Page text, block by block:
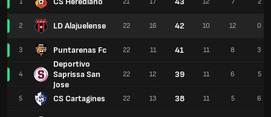
2 LD Alajuelense
3 Puntarenas Fc
4
Deportivo
Saprissa San
Jose
5 CS Cartagines
22 16 42 10 12 0
22 11 41 11 8 3
22 12 39 11 6 5
22 13 38 11 5 6